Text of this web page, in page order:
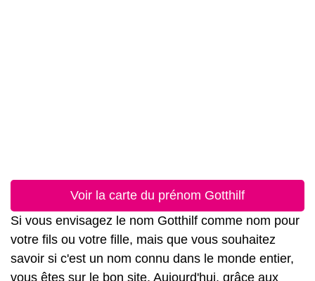
Voir la carte du prénom Gotthilf
Si vous envisagez le nom Gotthilf comme nom pour
votre fils ou votre fille, mais que vous souhaitez
savoir si c'est un nom connu dans le monde entier,
vous êtes sur le bon site. Aujourd'hui, grâce aux